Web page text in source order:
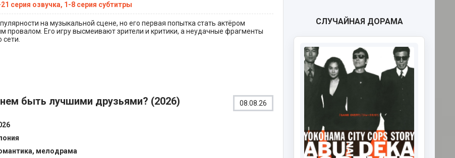
серия озвучка, 1-8 серия субтитры
на музыкальной сцене, но его первая попытка стать актёром
провалом. Его игру высмеивают зрители и критики, а неудачные фрагменты
быть лучшими друзьями? (2026) 08.08.26
мелодрама
СЛУЧАЙНАЯ ДОРАМА